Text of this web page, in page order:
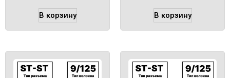
В корзину В корзину